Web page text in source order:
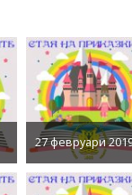
27 февруари